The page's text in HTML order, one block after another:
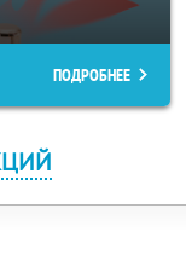
ПОДРОБНЕЕ